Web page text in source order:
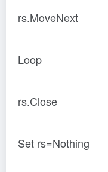
rs.MoveNext
Loop
rs.Close
Set rs=Nothing